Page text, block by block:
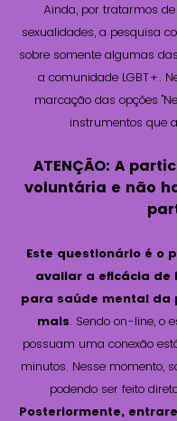
Ainda, por tratarmos
sexualidades, a pesquisa
sobre somente algumas
a comunidade LGBT+.
marcação das opções
instrumentos que
ATENÇÃO: A
voluntária e não
Este questionário é o
avaliar a eficácia de
para saúde mental da
mais. Sendo on-line, o
possuam uma conexão
minutos. Nesse momento,
podendo ser feito
Posteriormente,